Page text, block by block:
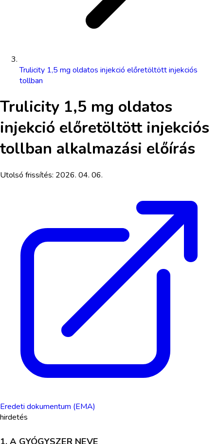
Trulicity 1,5 mg oldatos injekció előretöltött injekciós
tollban
Trulicity 1,5 mg oldatos
injekció előretöltött injekciós
tollban alkalmazási előírás
Utolsó frissítés: 2026. 04. 06.
Eredeti dokumentum (EMA)
hirdetés
1. A GYÓGYSZER NEVE